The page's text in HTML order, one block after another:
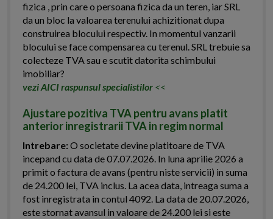
fizica , prin care o persoana fizica da un teren, iar SRL
da un bloc la valoarea terenului achizitionat dupa
construirea blocului respectiv. In momentul vanzarii
blocului se face compensarea cu terenul. SRL trebuie sa
colecteze TVA sau e scutit datorita schimbului
imobiliar?
vezi AICI raspunsul specialistilor <<
Ajustare pozitiva TVA pentru avans platit
anterior inregistrarii TVA in regim normal
Intrebare:O societate devine platitoare de TVA
incepand cu data de 07.07.2026. In luna aprilie 2026 a
primit o factura de avans (pentru niste servicii) in suma
de 24.200 lei, TVA inclus. La acea data, intreaga suma a
fost inregistrata in contul 4092. La data de 20.07.2026,
este stornat avansul in valoare de 24.200 lei si este